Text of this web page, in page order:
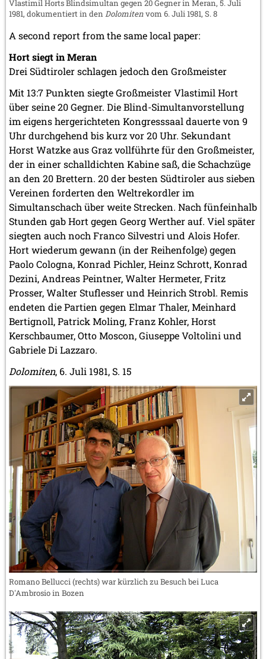
Vlastimil Horts Blindsimultan gegen 20 Gegner in Meran, 5. Juli
1981, dokumentiert in den Dolomitenvom 6. Juli 1981, S. 8
A second report from the same local paper:
Hort siegt in Meran
Drei Südtiroler schlagen jedoch den Großmeister
Mit 13:7 Punkten siegte Großmeister Vlastimil Hort
über seine 20 Gegner. Die Blind-Simultanvorstellung
im eigens hergerichteten Kongresssaal dauerte von 9
Uhr durchgehend bis kurz vor 20 Uhr. Sekundant
Horst Watzke aus Graz vollführte für den Großmeister,
der in einer schalldichten Kabine saß, die Schachzüge
an den 20 Brettern. 20 der besten Südtiroler aus sieben
Vereinen forderten den Weltrekordler im
Simultanschach über weite Strecken. Nach fünfeinhalb
Stunden gab Hort gegen Georg Werther auf. Viel später
siegten auch noch Franco Silvestri und Alois Hofer.
Hort wiederum gewann (in der Reihenfolge) gegen
Paolo Cologna, Konrad Pichler, Heinz Schrott, Konrad
Dezini, Andreas Peintner, Walter Hermeter, Fritz
Prosser, Walter Stuflesser und Heinrich Strobl. Remis
endeten die Partien gegen Elmar Thaler, Meinhard
Bertignoll, Patrick Moling, Franz Kohler, Horst
Kerschbaumer, Otto Moscon, Giuseppe Voltolini und
Gabriele Di Lazzaro.
Dolomiten, 6. Juli 1981, S. 15
Romano Bellucci (rechts) war kürzlich zu Besuch bei Luca
D'Ambrosio in Bozen